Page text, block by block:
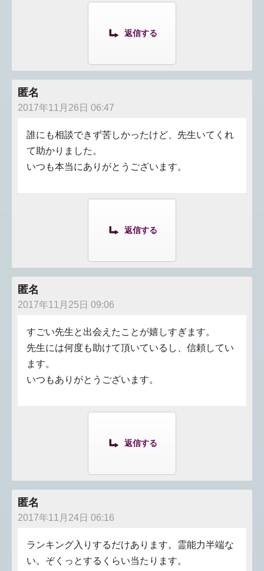
返信する
匿名
2017年11月26日 06:47
誰にも相談できず苦しかったけど、先生いてくれ
て助かりました。
いつも本当にありがとうございます。
返信する
匿名
2017年11月25日 09:06
すごい先生と出会えたことが嬉しすぎます。
先生には何度も助けて頂いているし、信頼してい
ます。
いつもありがとうございます。
返信する
匿名
2017年11月24日 06:16
ランキング入りするだけあります。霊能力半端な
い。ぞくっとするくらい当たります。